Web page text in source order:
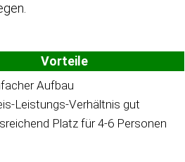
Vorteile
Aufbau
Leistungs-Verhältnis gut
Platz für 4-6 Personen